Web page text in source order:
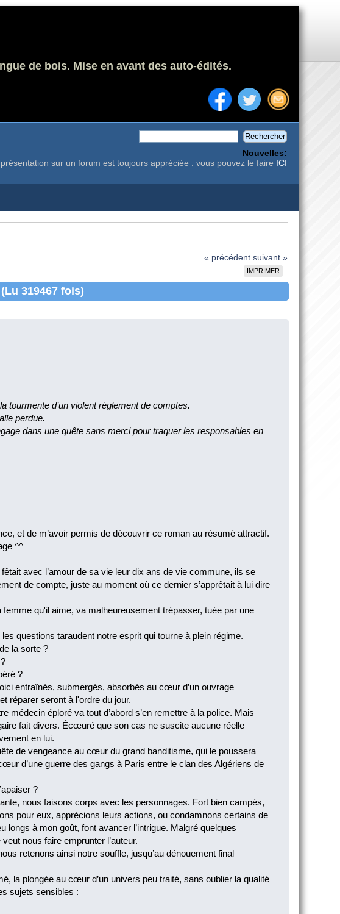
de bois. Mise en avant des auto-édités.
Nouvelles:
sur un forum est toujours appréciée : vous pouvez le faire
ICI
« précédent suivant »
IMPRIMER
319467 fois)
tourmente d’un violent règlement de comptes.
perdue.
dans une quête sans merci pour traquer les responsables en
et de m’avoir permis de découvrir ce roman au résumé attractif.
^^
avec l’amour de sa vie leur dix ans de vie commune, ils se
de compte, juste au moment où ce dernier s’apprêtait à lui dire
qu'il aime, va malheureusement trépasser, tuée par une
questions taraudent notre esprit qui tourne à plein régime.
la sorte ?
?
entraînés, submergés, absorbés au cœur d’un ouvrage
réparer seront à l'ordre du jour.
médecin éploré va tout d’abord s’en remettre à la police. Mais
fait divers. Écœuré que son cas ne suscite aucune réelle
en lui.
de vengeance au cœur du grand banditisme, qui le poussera
d’une guerre des gangs à Paris entre le clan des Algériens de
?
nous faisons corps avec les personnages. Fort bien campés,
pour eux, apprécions leurs actions, ou condamnons certains de
à mon goût, font avancer l’intrigue. Malgré quelques
nous faire emprunter l’auteur.
retenons ainsi notre souffle, jusqu’au dénouement final
la plongée au cœur d’un univers peu traité, sans oublier la qualité
sujets sensibles :